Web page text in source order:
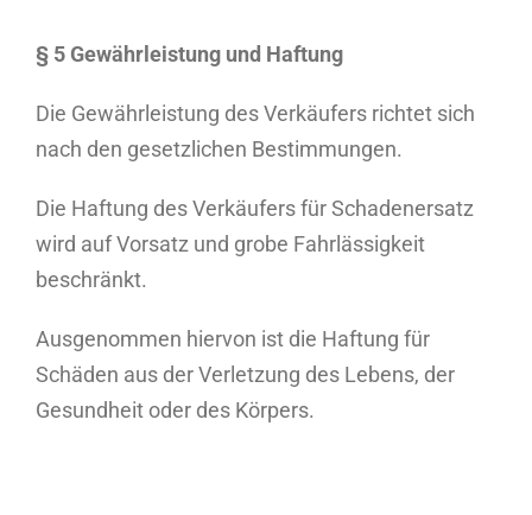
§ 5 Gewährleistung und Haftung
Die Gewährleistung des Verkäufers richtet sich
nach den gesetzlichen Bestimmungen.
Die Haftung des Verkäufers für Schadenersatz
wird auf Vorsatz und grobe Fahrlässigkeit
beschränkt.
Ausgenommen hiervon ist die Haftung für
Schäden aus der Verletzung des Lebens, der
Gesundheit oder des Körpers.